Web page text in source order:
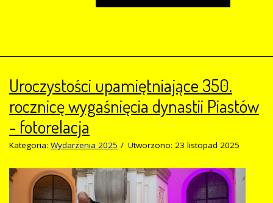
Uroczystości upamiętniające 350.
rocznicę wygaśnięcia dynastii Piastów
- fotorelacja
Kategoria: Wydarzenia 2025 Utworzono: 23 listopad 2025